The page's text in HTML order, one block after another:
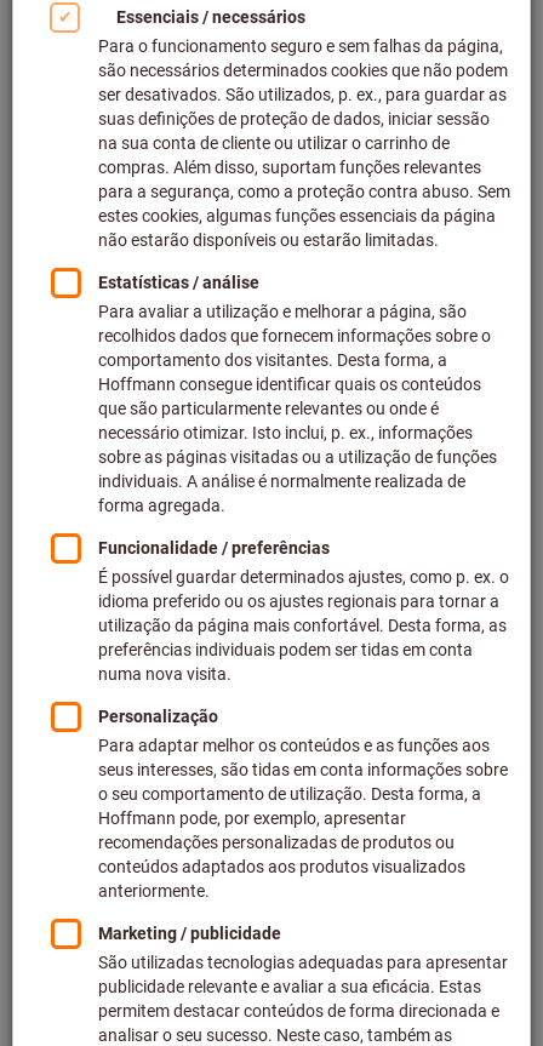
Clicar para aumentar imagem
Preço por 1 Peça
mais IVA à taxa atual
Preços mais custos de entrega
Preços individuais para clientes empresariais após
Quantidade mínima de encomenda 2 peças
Passos da encomenda: 2 peças
Quantidade
Adicionar ao carrinho de compras